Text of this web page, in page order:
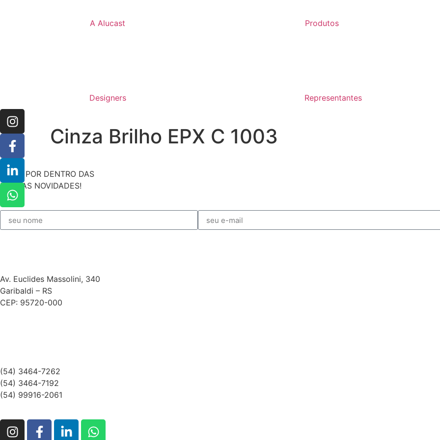
A Alucast Produtos
Designers Representantes
Cinza Brilho EPX C 1003
FIQUE POR DENTRO DAS
NOSSAS NOVIDADES!
Av. Euclides Massolini, 340
Garibaldi – RS
CEP: 95720-000
(54) 3464-7262
(54) 3464-7192
(54) 99916-2061